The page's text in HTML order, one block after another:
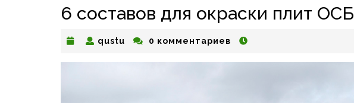
6 составов для окраски плит ОСБ
qustu qustu0 комментариев